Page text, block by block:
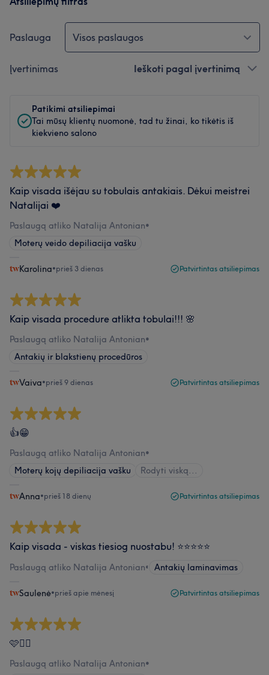
Paslauga Visos paslaugos
Įvertinimas Ieškoti pagal įvertinimą
Patikimi atsiliepimai
Tai mūsų klientų nuomonė, tad tu žinai, ko tikėtis iš
kiekvieno salono
Kaip visada išėjau su tobulais antakiais. Dėkui meistrei
Natalijai ❤️
Paslaugą atliko Natalija Antonian•
Moterų veido depiliacija vašku
Karolina•prieš 3 dienas Patvirtintas atsiliepimas
Kaip visada procedure atlikta tobulai!!! 🌸
Paslaugą atliko Natalija Antonian•
Antakių ir blakstienų procedūros
Vaiva•prieš 9 dienas Patvirtintas atsiliepimas
👍😁
Paslaugą atliko Natalija Antonian•
Moterų kojų depiliacija vašku
Rodyti viską...
Anna•prieš 18 dienų Patvirtintas atsiliepimas
Kaip visada - viskas tiesiog nuostabu! ⭐️⭐️⭐️⭐️⭐️
Paslaugą atliko Natalija Antonian• Antakių laminavimas
Saulenė•prieš apie mėnesį Patvirtintas atsiliepimas
🩷👍🏻
Paslaugą atliko Natalija Antonian•